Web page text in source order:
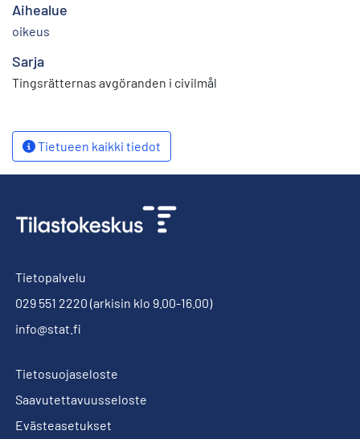
Aihealue
oikeus
Sarja
Tingsrätternas avgöranden i civilmål
Tietueen kaikki tiedot
Tietopalvelu
029 551 2220 (arkisin klo 9.00-16.00)
info@stat.fi
Tietosuojaseloste
Saavutettavuusseloste
Evästeasetukset